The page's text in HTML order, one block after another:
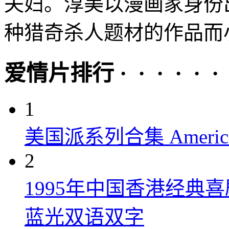
种猎奇杀人题材的作品
爱情片排行 · · · · · ·
1
美国派系列合集
2
1995年中国香港经典
蓝光双语双字